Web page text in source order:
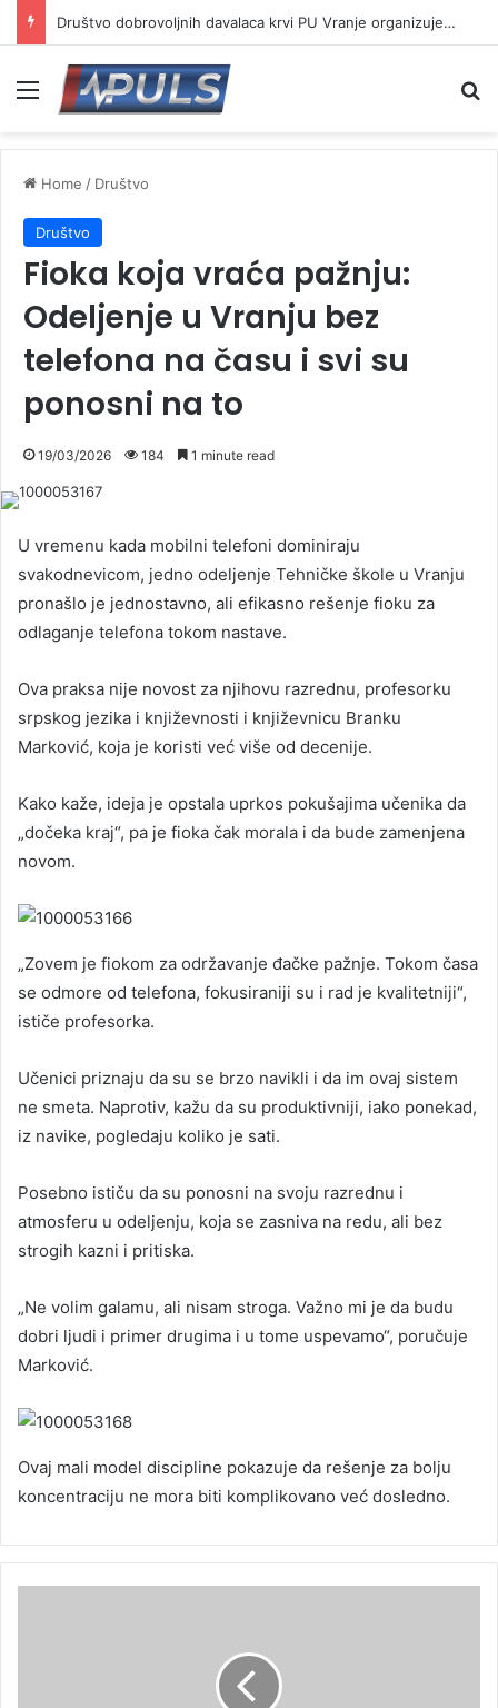
Društvo dobrovoljnih davalaca krvi PU Vranje organizuje akciju na Besnoj kobili
Menu
Home / Društvo
Društvo
Fioka koja vraća pažnju:
Odeljenje u Vranju bez
telefona na času i svi su
ponosni na to
19/03/2026 184 1 minute read
U vremenu kada mobilni telefoni dominiraju
svakodnevicom, jedno odeljenje Tehničke škole u Vranju
pronašlo je jednostavno, ali efikasno rešenje fioku za
odlaganje telefona tokom nastave.
Ova praksa nije novost za njihovu razrednu, profesorku
srpskog jezika i književnosti i književnicu Branku
Marković, koja je koristi već više od decenije.
Kako kaže, ideja je opstala uprkos pokušajima učenika da
„dočeka kraj“, pa je fioka čak morala i da bude zamenjena
novom.
„Zovem je fiokom za održavanje đačke pažnje. Tokom časa
se odmore od telefona, fokusiraniji su i rad je kvalitetniji“,
ističe profesorka.
Učenici priznaju da su se brzo navikli i da im ovaj sistem
ne smeta. Naprotiv, kažu da su produktivniji, iako ponekad,
iz navike, pogledaju koliko je sati.
Posebno ističu da su ponosni na svoju razrednu i
atmosferu u odeljenju, koja se zasniva na redu, ali bez
strogih kazni i pritiska.
„Ne volim galamu, ali nisam stroga. Važno mi je da budu
dobri ljudi i primer drugima i u tome uspevamo“, poručuje
Marković.
Ovaj mali model discipline pokazuje da rešenje za bolju
koncentraciju ne mora biti komplikovano već dosledno.